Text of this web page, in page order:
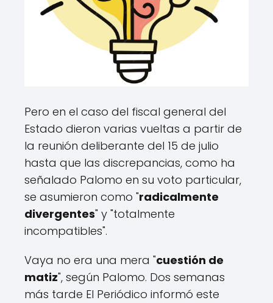
Pero en el caso del fiscal general del
Estado dieron varias vueltas a partir de
la reunión deliberante del 15 de julio
hasta que las discrepancias, como ha
señalado Palomo en su voto particular,
se asumieron como "radicalmente
divergentes" y "totalmente
incompatibles".
Vaya no era una mera "cuestión de
matiz", según Palomo. Dos semanas
más tarde El Periódico informó este